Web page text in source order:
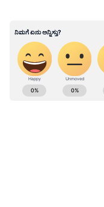
ABOUT THE